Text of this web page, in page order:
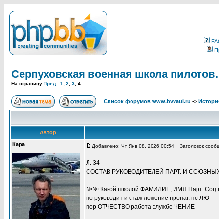
Серпуховская военная школа пилотов.
На страницу Пред. 1 2 3 4
Список форумов www.bvvaul.ru ->
Автор
Кара
Добавлено: Чт Янв 08, 2026 00:54 Заголовок
Л. 34
СОСТАВ РУКОВОДИТЕЛЕЙ ПАРТ. И
№№ Какой школой ФАМИЛИЕ, ИМЯ Парт.
по руководит и стаж ложение пропаг. по ЛЮ
пор ОТЧЕСТВО работа службе ЧЕНИЕ